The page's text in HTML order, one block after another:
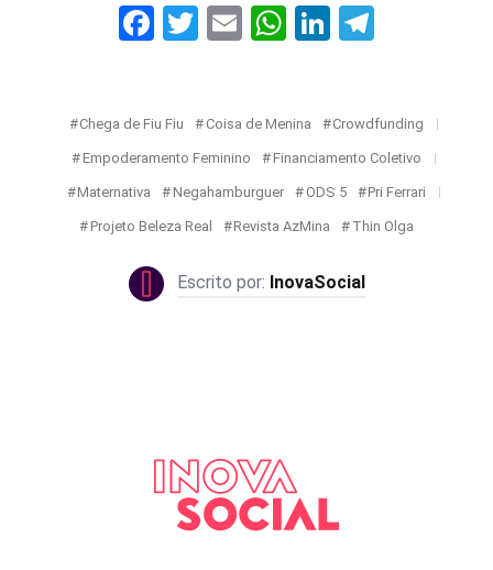
Facebook
Twitter
EmailWhatsApp
LinkedIn
Chega de Fiu Fiu Coisa de Menina Crowdfunding
Empoderamento Feminino Financiamento Coletivo
Maternativa Negahamburguer ODS 5 Pri Ferrari
Projeto Beleza Real Revista AzMina Thin Olga
InovaSocial